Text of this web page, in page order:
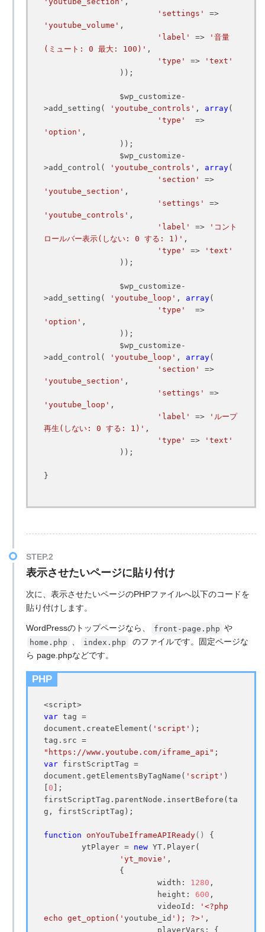
'settings'
=>
'youtube_volume' ,
'label'
=>
'音量
(ミュート: 0 最大: 100)' ,
'type'
=>
'text'
>add_setting(
'youtube_controls' , array(
'type'
  =>
'option' ,
>add_control(
'youtube_controls' , array(
'section'
=>
'youtube_section' ,
'settings'
=>
'youtube_controls' ,
'label'
=>
'コント
ロールバー表示(しない: 0 する: 1)' ,
'type'
=>
'text'
>add_setting(
'youtube_loop' , array(
'type'
  =>
'option' ,
>add_control(
'youtube_loop' , array(
'section'
=>
'youtube_section' ,
'settings'
=>
'youtube_loop' ,
'label'
=>
'ループ
再生(しない: 0 する: 1)' ,
'type'
=>
'text'
}
表示させたいページに貼り付け
次に、表示させたいページのPHPファイルへ以下のコードを
貼り付けします。
WordPressのトップページなら、 front-page.php や
home.php 、 index.php
のファイルです。固定ページな
ら page.phpなどです。
PHP
<script>
var tag =
document.createElement( 'script' );
tag.src =
"https://www.youtube.com/iframe_api"
var firstScriptTag =
document.getElementsByTagName( 'script' )
0 ];
firstScriptTag.parentNode.insertBefore(ta
g, firstScriptTag);
function onYouTubeIframeAPIReady()
{
	ytPlayer =
new YT.Player(
'yt_movie' ,
			width:
1280 ,
			height:
600 ,
			videoId:
'<?php
echo get_option(' youtube_id '); ?>' ,